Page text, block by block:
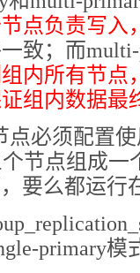
点负责写入
致；而
内所有节
组内数据最
点必须配置
节点组成一
要么都运行
primary模